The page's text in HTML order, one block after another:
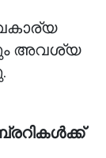
അവശ്യ